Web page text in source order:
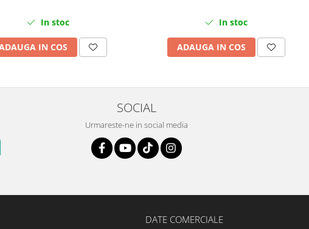
In stoc
IN COS
In stoc
ADAUGA IN COS
SOCIAL
Urmareste-ne in social media
DATE COMERCIALE